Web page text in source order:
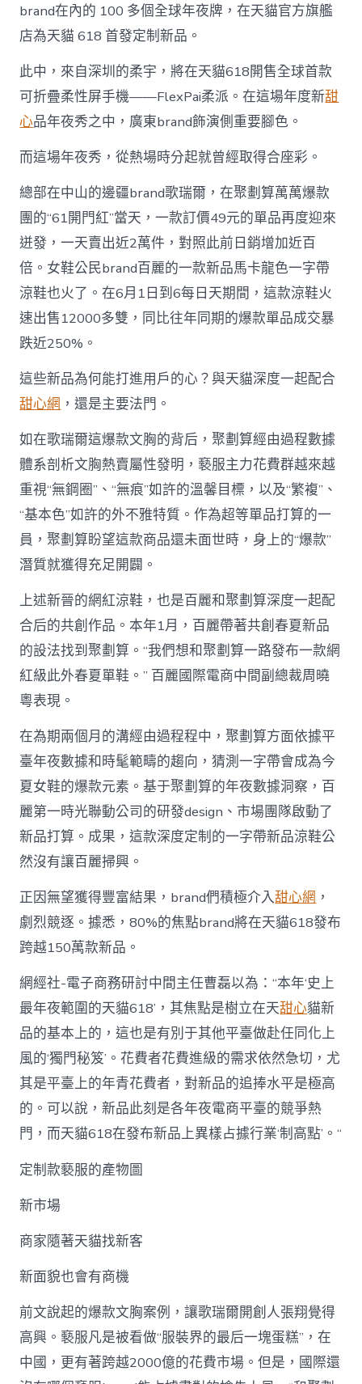
brand在內的 100 多個全球年夜牌，在天貓官方旗艦
店為天貓 618 首發定制新品。
此中，來自深圳的柔宇，將在天貓618開售全球首款
可折疊柔性屏手機——FlexPai柔派。在這場年度新甜
心品年夜秀之中，廣東brand飾演側重要腳色。
而這場年夜秀，從熱場時分起就曾經取得合座彩。
總部在中山的邊疆brand歌瑞爾，在聚劃算萬萬爆款
團的“61開門紅”當天，一款訂價49元的單品再度迎來
迸發，一天賣出近2萬件，對照此前日銷增加近百
倍。女鞋公民brand百麗的一款新品馬卡龍色一字帶
涼鞋也火了。在6月1日到6每日天期間，這款涼鞋火
速出售12000多雙，同比往年同期的爆款單品成交暴
跌近250%。
這些新品為何能打進用戶的心？與天貓深度一起配合
甜心網 ，還是主要法門。
如在歌瑞爾這爆款文胸的背后，聚劃算經由過程數據
體系剖析文胸熱賣屬性發明，褻服主力花費群越來越
重視“無鋼圈”、“無痕”如許的溫馨目標，以及“繁複”、
“基本色”如許的外不雅特質。作為超等單品打算的一
員，聚劃算盼望這款商品還未面世時，身上的“爆款”
潛質就獲得充足開闢。
上述新晉的網紅涼鞋，也是百麗和聚劃算深度一起配
合后的共創作品。本年1月，百麗帶著共創春夏新品
的設法找到聚劃算。“我們想和聚劃算一路發布一款網
紅級此外春夏單鞋。” 百麗國際電商中間副總裁周曉
粵表現。
在為期兩個月的溝經由過程程中，聚劃算方面依據平
臺年夜數據和時髦範疇的趨向，猜測一字帶會成為今
夏女鞋的爆款元素。基于聚劃算的年夜數據洞察，百
麗第一時光聯動公司的研發design、市場團隊啟動了
新品打算。成果，這款深度定制的一字帶新品涼鞋公
然沒有讓百麗掃興。
正因無望獲得豐富結果，brand們積極介入甜心網 ，
劇烈競逐。據悉，80%的焦點brand將在天貓618發布
跨越150萬款新品。
網經社-電子商務研討中間主任曹磊以為：“本年‘史上
最年夜範圍的天貓618’，其焦點是樹立在天甜心貓新
品的基本上的，這也是有別于其他平臺做赴任同化上
風的‘獨門秘笈’。花費者花費進級的需求依然急切，尤
其是平臺上的年青花費者，對新品的追捧水平是極高
的。可以說，新品此刻是各年夜電商平臺的競爭熱
門，而天貓618在發布新品上異樣占據行業‘制高點’。“
定制款褻服的產物圖
新市場
商家隨著天貓找新客
新面貌也會有商機
前文說起的爆款文胸案例，讓歌瑞爾開創人張翔覺得
高興。褻服凡是被看做“服裝界的最后一塊蛋糕”，在
中國，更有著跨越2000億的花費市場。但是，國際還